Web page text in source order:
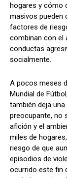
hogares y cómo
masivos pueden
factores de
combinan con el
conductas
socialmente.
A pocos meses
Mundial de
también deja una
preocupante, no
afición y el
miles de
riesgo de que
episodios de
ocurrido este fin